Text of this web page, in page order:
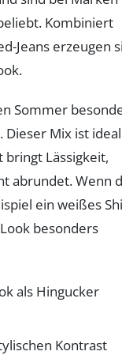
Kombiniert
Jeans erzeugen
Sommer
Mix ist ideal
bringt Lässigkeit,
abrundet. Wenn
ein weißes
besonders
als Hingucker
Kontrast